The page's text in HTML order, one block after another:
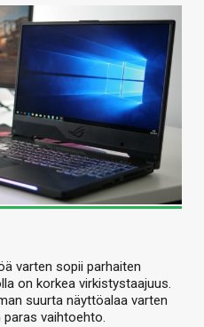
varten sopii parhaiten
on korkea virkistystaajuus.
suurta näyttöalaa varten
vaihtoehto.